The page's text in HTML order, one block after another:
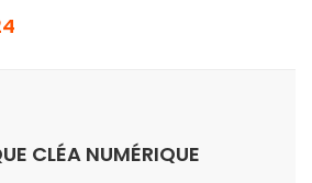
CLÉA NUMÉRIQUE